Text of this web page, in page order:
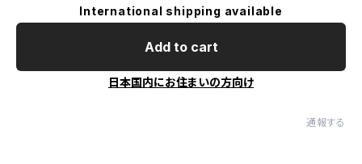
International shipping available
Add to cart
日本国内にお住まいの方向け
通報する